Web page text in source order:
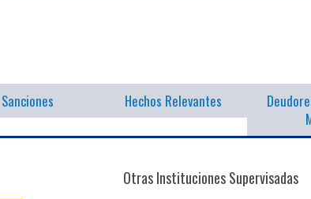
Sanciones Hechos Relevantes
Otras Instituciones Supervisadas